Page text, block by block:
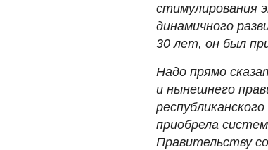
стимулирования
динамичного
30 лет, он был
Надо прямо
и нынешнего
приобрела
Правительству